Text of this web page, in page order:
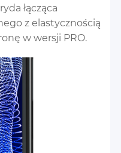
łącząca
z elastycznością
w wersji PRO.